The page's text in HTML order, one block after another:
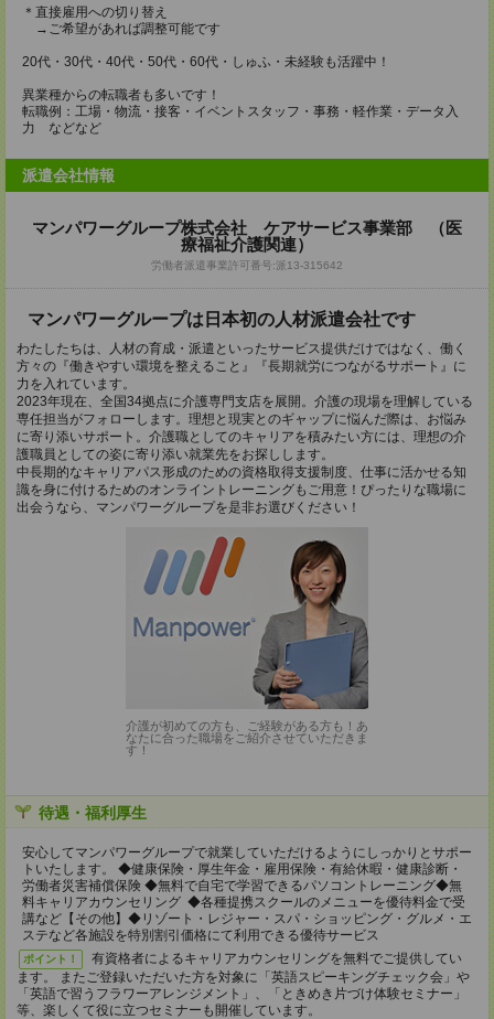
＊直接雇用への切り替え
→ご希望があれば調整可能です
20代・30代・40代・50代・60代・しゅふ・未経験も活躍中！
異業種からの転職者も多いです！
転職例：工場・物流・接客・イベントスタッフ・事務・軽作業・データ入
力 などなど
派遣会社情報
マンパワーグループ株式会社 ケアサービス事業部 （医
療福祉介護関連）
労働者派遣事業許可番号:派13-315642
マンパワーグループは日本初の人材派遣会社です
わたしたちは、人材の育成・派遣といったサービス提供だけではなく、働く
方々の『働きやすい環境を整えること』『長期就労につながるサポート』に
力を入れています。
2023年現在、全国34拠点に介護専門支店を展開。介護の現場を理解している
専任担当がフォローします。理想と現実とのギャップに悩んだ際は、お悩み
に寄り添いサポート。介護職としてのキャリアを積みたい方には、理想の介
護職員としての姿に寄り添い就業先をお探しします。
中長期的なキャリアパス形成のための資格取得支援制度、仕事に活かせる知
識を身に付けるためのオンライントレーニングもご用意！ぴったりな職場に
出会うなら、マンパワーグループを是非お選びください！
介護が初めての方も、ご経験がある方も！あ
なたに合った職場をご紹介させていただきま
す！
待遇・福利厚生
安心してマンパワーグループで就業していただけるようにしっかりとサポー
トいたします。 ◆健康保険・厚生年金・雇用保険・有給休暇・健康診断・
労働者災害補償保険 ◆無料で自宅で学習できるパソコントレーニング◆無
料キャリアカウンセリング ◆各種提携スクールのメニューを優待料金で受
講など【その他】◆リゾート・レジャー・スパ・ショッピング・グルメ・エ
ステなど各施設を特別割引価格にて利用できる優待サービス
ポイント！
有資格者によるキャリアカウンセリングを無料でご提供してい
ます。 またご登録いただいた方を対象に「英語スピーキングチェック会」や
「英語で習うフラワーアレンジメント」、「ときめき片づけ体験セミナー」
等、楽しくて役に立つセミナーも開催しています。